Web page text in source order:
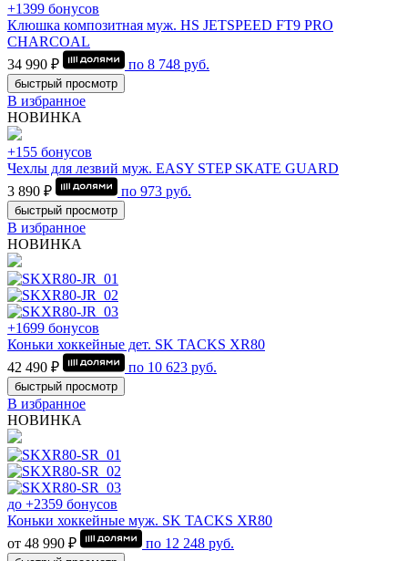
+1399 бонусов
Клюшка композитная муж. HS JETSPEED FT9 PRO
CHARCOAL
34 990 ₽
по 8 748 руб.
быстрый просмотр
В избранное
НОВИНКА
+155 бонусов
Чехлы для лезвий муж. EASY STEP SKATE GUARD
3 890 ₽
по 973 руб.
быстрый просмотр
В избранное
НОВИНКА
+1699 бонусов
Коньки хоккейные дет. SK TACKS XR80
42 490 ₽
по 10 623 руб.
быстрый просмотр
В избранное
НОВИНКА
до +2359 бонусов
Коньки хоккейные муж. SK TACKS XR80
от 48 990 ₽
по 12 248 руб.